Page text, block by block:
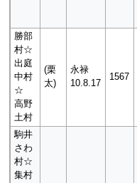
勝部
村☆
出庭
中村
☆
高野
土村
(栗
太)
永禄
10.8.17
1567
駒井
さわ
村☆
集村